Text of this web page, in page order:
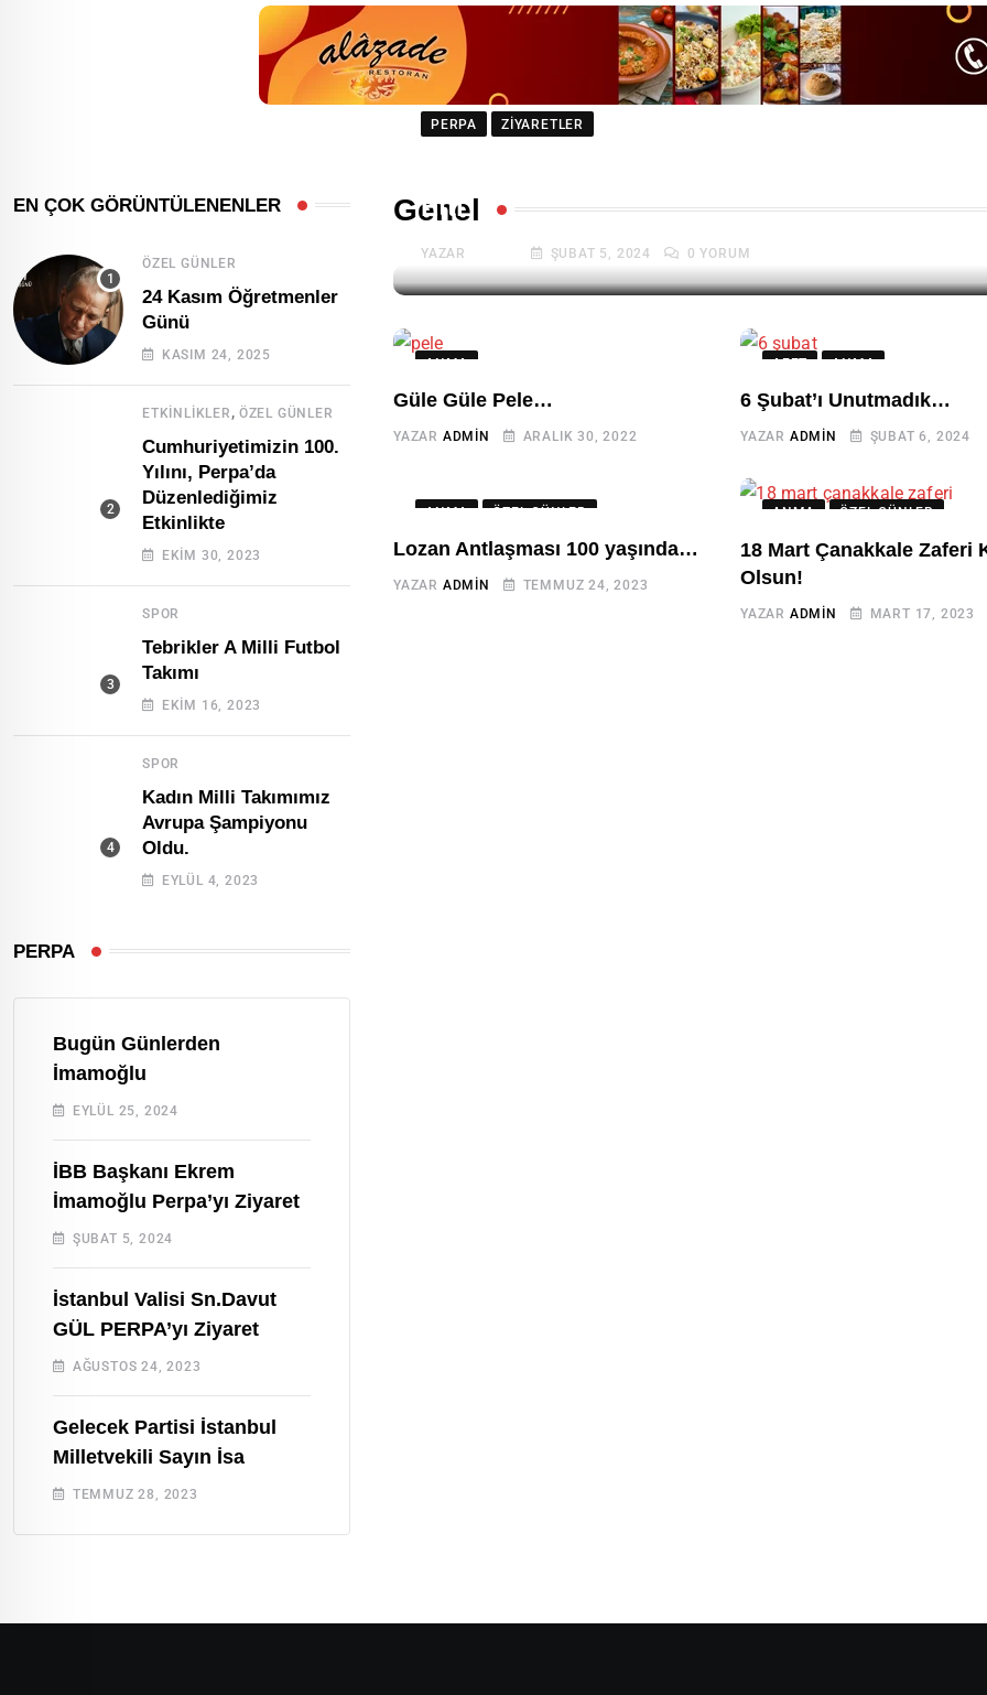
EN ÇOK GÖRÜNTÜLENENLER
ÖZEL GÜNLER
24 Kasım Öğretmenler
Günü
KASIM 24, 2025
ETKINLIKLER , ÖZEL GÜNLER
Cumhuriyetimizin 100.
Yılını, Perpa’da
Düzenlediğimiz
Etkinlikte
EKIM 30, 2023
SPOR
Tebrikler A Milli Futbol
Takımı
EKIM 16, 2023
SPOR
Kadın Milli Takımımız
Avrupa Şampiyonu
Oldu.
EYLÜL 4, 2023
PERPA
Bugün Günlerden
İmamoğlu
EYLÜL 25, 2024
İBB Başkanı Ekrem
İmamoğlu Perpa’yı Ziyaret
ŞUBAT 5, 2024
İstanbul Valisi Sn.Davut
GÜL PERPA’yı Ziyaret
AĞUSTOS 24, 2023
Gelecek Partisi İstanbul
Milletvekili Sayın İsa
TEMMUZ 28, 2023
Genel
PERPA ZIYARETLER
Etti
YAZAR ŞUBAT 5, 2024 0 YORUM
ANMA
Güle Güle Pele…
YAZAR ADMIN ARALIK 30, 2022
AFET ANMA
6 Şubat’ı Unutmadık…
YAZAR ADMIN ŞUBAT 6, 2024
ANMA ÖZEL GÜNLER
Lozan Antlaşması 100 yaşında…
YAZAR ADMIN TEMMUZ 24, 2023
ANMA ÖZEL GÜNLER
18 Mart Çanakkale Zaferi
Olsun!
YAZAR ADMIN MART 17, 2023